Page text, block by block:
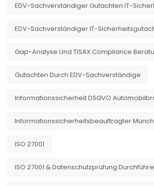
EDV-Sachverständiger Gutachten IT-
EDV-Sachverständiger IT-
Gap-Analyse Und TISAX Compliance
Gutachten Durch EDV-Sachverständige
Informationssicherheit DSGVO
Informationssicherheitsbeauftragter
ISO 27001
ISO 27001 & Datenschutzprüfung